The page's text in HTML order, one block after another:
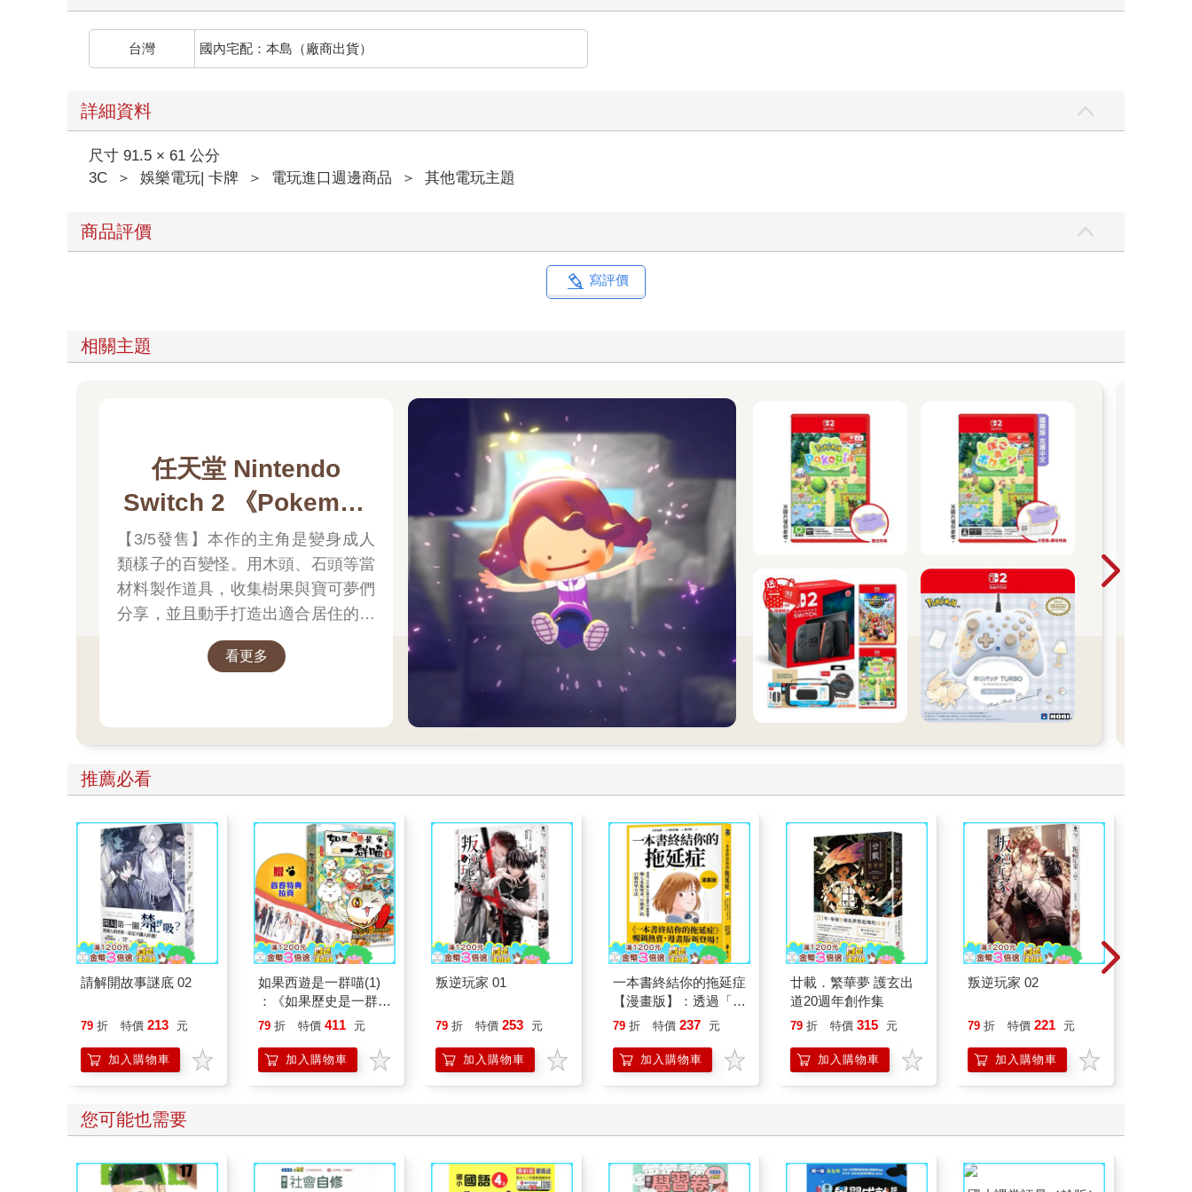
台灣 國內宅配：本島（廠商出貨）
詳細資料
尺寸 91.5 × 61 公分
3C
＞ 娛樂電玩| 卡牌 ＞ 電玩進口週邊商品 ＞ 其他電玩主題
商品評價
寫評價
相關主題
任天堂 Nintendo
Switch 2 《Pokemon
Pokopia》
【3/5發售】本作的主角是變身成人
類樣子的百變怪。用木頭、石頭等當
材料製作道具，收集樹果與寶可夢們
分享，並且動手打造出適合居住的地
方吧。並且遊戲中的時間會與現實時
間同步。體驗天氣的變化，感受生活
看更多
推薦必看
請解開故事謎底 02
79 折 特價 213 元
加入購物車
如果西遊是一群喵(1)
：《如果歷史是一群
喵》作者最新力作，附
79 折 特價 411 元
加入購物車
叛逆玩家 01
79 折 特價 253 元
加入購物車
一本書終結你的拖延症
【漫畫版】：透過「小
行動」打開大腦的行動
「行動派」的37個科
學方法
79 折 特價 237 元
加入購物車
廿載．繁華夢 護玄出
道20週年創作集
79 折 特價 315 元
加入購物車
叛逆玩家 02
79 折 特價 221 元
加入購物車
您可能也需要